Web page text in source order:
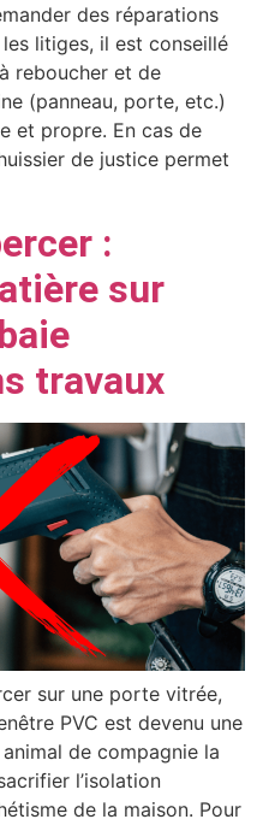
des réparations
litiges, il est conseillé
reboucher et de
(panneau, porte, etc.)
et propre. En cas de
de justice permet
:
sur
travaux
sur une porte vitrée,
PVC est devenu une
de compagnie la
l’isolation
de la maison. Pour